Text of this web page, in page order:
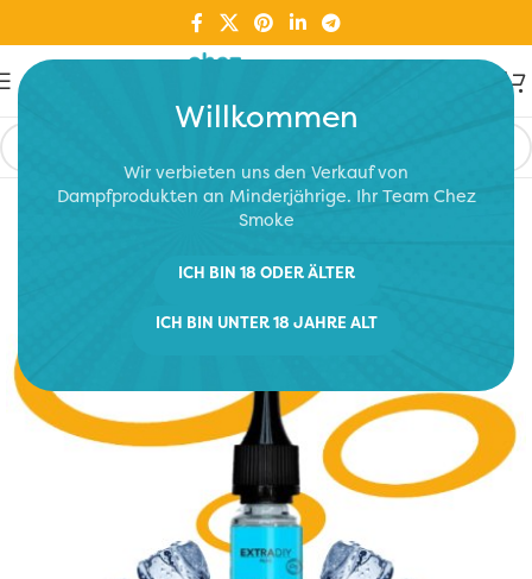
Willkommen
Wir verbieten uns den Verkauf von
Dampfprodukten an Minderjährige. Ihr Team Chez
Smoke
ICH BIN 18 ODER ÄLTER
ICH BIN UNTER 18 JAHRE ALT